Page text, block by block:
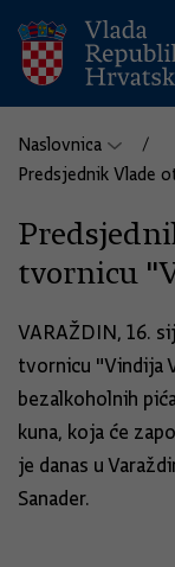
Naslovnica
Predsjednik Vlade
tvornicu
VARAŽDIN, 16.
tvornicu "Vindija
bezalkoholnih
kuna, koja će
je danas u
Sanader.